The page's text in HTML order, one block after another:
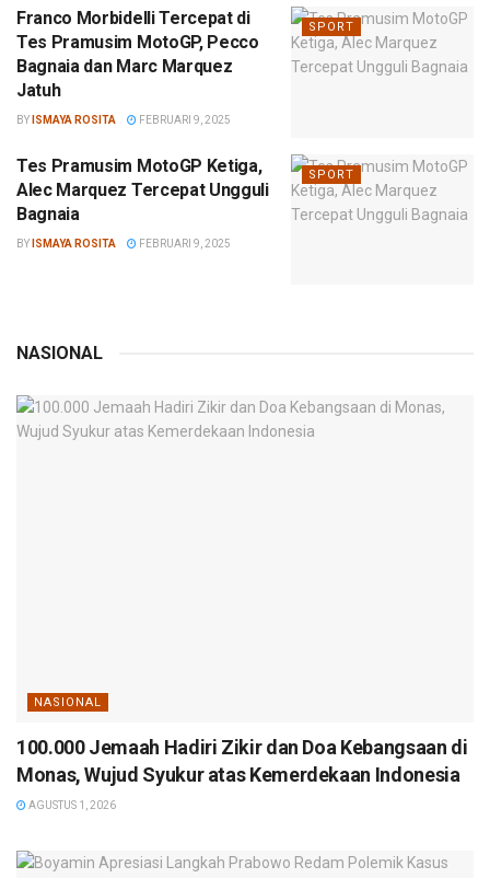
SPORT
Franco Morbidelli Tercepat di
Tes Pramusim MotoGP, Pecco
Bagnaia dan Marc Marquez
Jatuh
BY ISMAYA ROSITA FEBRUARI 9, 2025
SPORT
Tes Pramusim MotoGP Ketiga,
Alec Marquez Tercepat Ungguli
Bagnaia
BY ISMAYA ROSITA FEBRUARI 9, 2025
NASIONAL
NASIONAL
100.000 Jemaah Hadiri Zikir dan Doa Kebangsaan di
Monas, Wujud Syukur atas Kemerdekaan Indonesia
AGUSTUS 1, 2026